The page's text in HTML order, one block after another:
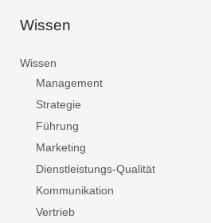
Wissen
Wissen
Management
Strategie
Führung
Marketing
Dienstleistungs-Qualität
Kommunikation
Vertrieb